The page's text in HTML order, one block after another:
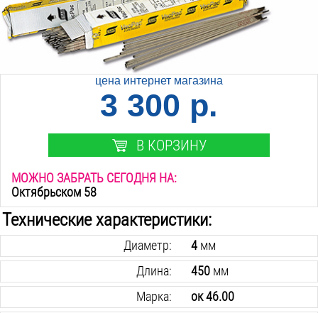
цена интернет магазина
3 300 р.
В КОРЗИНУ
МОЖНО ЗАБРАТЬ СЕГОДНЯ НА:
Октябрьском 58
Технические характеристики:
Диаметр: 4мм
Длина:
450мм
Марка:
ок 46.00